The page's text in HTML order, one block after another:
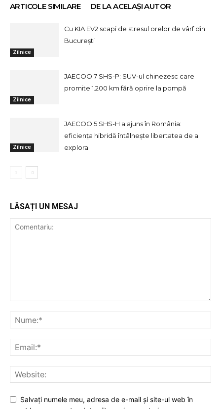
ARTICOLE SIMILARE DE LA ACELAȘI AUTOR
Zilnice
Cu KIA EV2 scapi de stresul orelor de vârf din
București
Zilnice
JAECOO 7 SHS-P: SUV-ul chinezesc care
promite 1.200 km fără oprire la pompă
Zilnice
JAECOO 5 SHS-H a ajuns în România:
eficiența hibridă întâlnește libertatea de a
explora
LĂSAȚI UN MESAJ
Salvați numele meu, adresa de e-mail și site-ul web în